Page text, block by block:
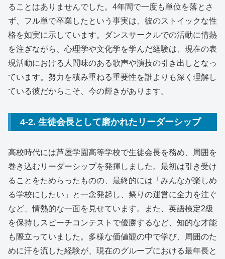
ることはありませんでした。4年間で一度も単位を落とさ
ず、フル単で卒業したという事実は、彼のストイックな性
格を如実に示しています。ダンスサークルでの活動に情熱
を注ぎながら、心理学や文化学を学んだ経験は、現在の表
現活動における人間味のある歌声や演技の引き出しとなっ
ています。努力を積み重ねる重要性を誰よりも深く理解し
ている彼だからこそ、今の輝きがあります。
4-2. 生徒会長として磨かれたリーダーシップ
高校時代には芦屋学園高等学校で生徒会長を務め、周囲を
巻き込むリーダーシップを発揮しました。最初は引き受け
ることをためらったものの、最終的には「みんなが楽しめ
る学校にしたい」と一念発起し、祭りの運営に全力を注ぐ
など、情熱的な一面を見せています。また、英語検定2級
を保持しスピーチコンテストで優勝するなど、知的な才能
も際立っていました。多様な価値観の中で学び、周囲のた
めに汗を流した経験が、現在のグループにおける最年長と